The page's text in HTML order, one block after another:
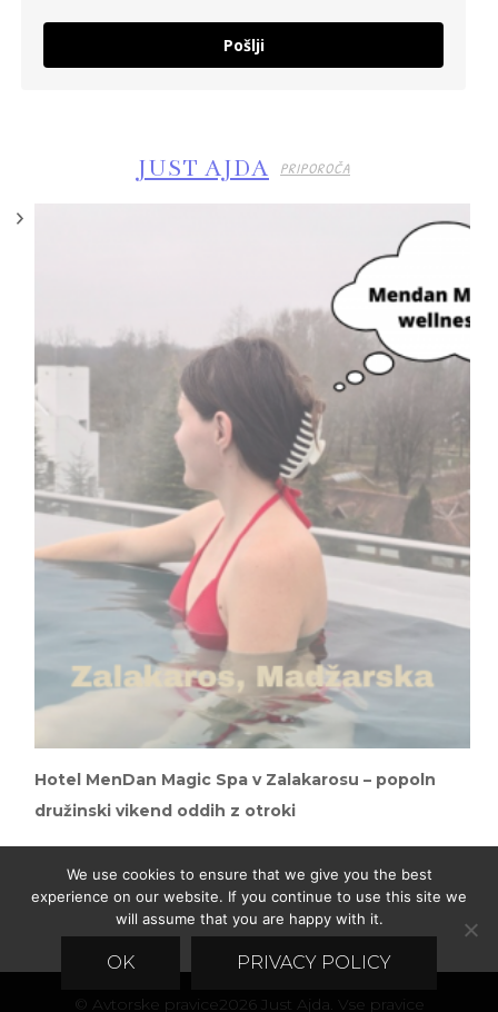
Pošlji
JUST AJDA PRIPOROČA
Hotel MenDan Magic Spa v Zalakarosu – popoln
družinski vikend oddih z otroki
© Avtorske pravice2026 Just Ajda. Vse pravice
We use cookies to ensure that we give you the best
experience on our website. If you continue to use this site we
will assume that you are happy with it.
OK PRIVACY POLICY